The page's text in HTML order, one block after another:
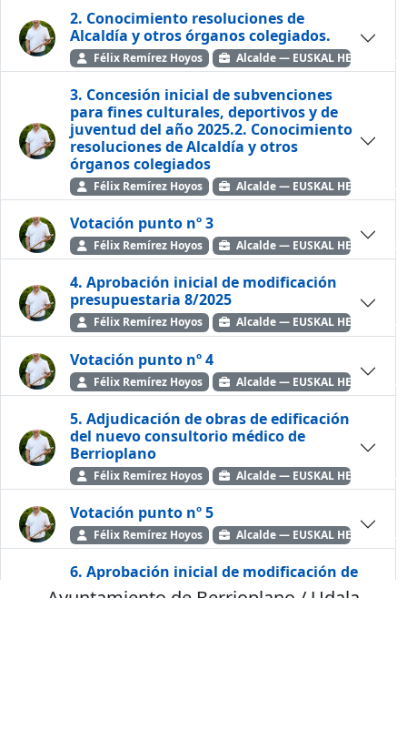
2. Conocimiento resoluciones de
Alcaldía y otros órganos colegiados.
Félix Remírez Hoyos Alcalde — EUSKAL HERRIA
3. Concesión inicial de subvenciones
para fines culturales, deportivos y de
juventud del año 2025.2. Conocimiento
resoluciones de Alcaldía y otros
órganos colegiados
Félix Remírez Hoyos Alcalde — EUSKAL HERRIA
Votación punto nº 3
Félix Remírez Hoyos Alcalde — EUSKAL HERRIA
4. Aprobación inicial de modificación
presupuestaria 8/2025
Félix Remírez Hoyos Alcalde — EUSKAL HERRIA
Votación punto nº 4
Félix Remírez Hoyos Alcalde — EUSKAL HERRIA
5. Adjudicación de obras de edificación
del nuevo consultorio médico de
Berrioplano
Félix Remírez Hoyos Alcalde — EUSKAL HERRIA
Votación punto nº 5
Félix Remírez Hoyos Alcalde — EUSKAL HERRIA
6. Aprobación inicial de modificación de
la Ordenanza reguladora del
Ayuntamiento de Berrioplano / Udala